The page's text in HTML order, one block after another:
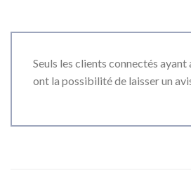
Seuls les clients connectés
ont la possibilité de laisser un